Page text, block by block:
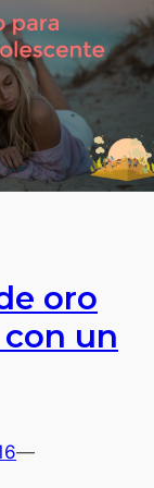
oro
un
—